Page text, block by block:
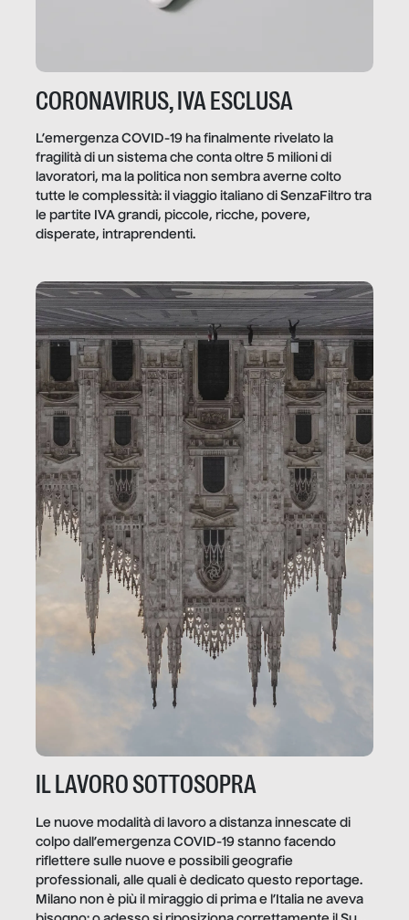
CORONAVIRUS, IVA ESCLUSA
L’emergenza COVID-19 ha finalmente rivelato la
fragilità di un sistema che conta oltre 5 milioni di
lavoratori, ma la politica non sembra averne colto
tutte le complessità: il viaggio italiano di SenzaFiltro tra
le partite IVA grandi, piccole, ricche, povere,
disperate, intraprendenti.
IL LAVORO SOTTOSOPRA
Le nuove modalità di lavoro a distanza innescate di
colpo dall’emergenza COVID-19 stanno facendo
riflettere sulle nuove e possibili geografie
professionali, alle quali è dedicato questo reportage.
Milano non è più il miraggio di prima e l’Italia ne aveva